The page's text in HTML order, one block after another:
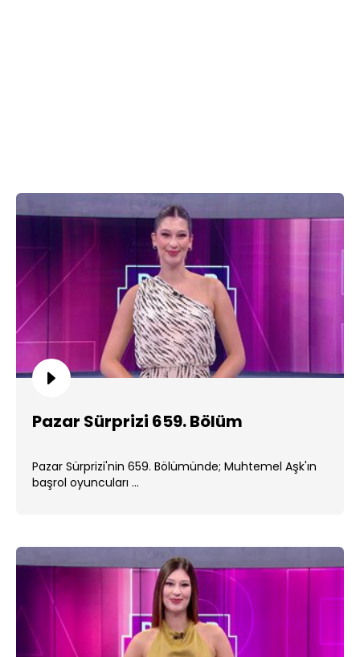
Pazar Sürprizi 659. Bölüm
Pazar Sürprizi'nin 659. Bölümünde; Muhtemel Aşk'ın
başrol oyuncuları ...